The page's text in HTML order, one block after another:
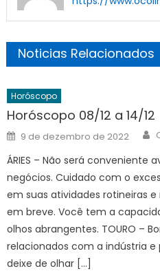
Noticias Relacionados
Horóscopo
Horóscopo 08/12 a 14/12
Posted
on
9 de dezembro de 2022
ÁRIES – Não será conveniente
negócios. Cuidado com o
em suas atividades rotineiras
em breve. Você tem a
olhos abrangentes. TOURO –
relacionados com a indústria e
deixe de olhar […]